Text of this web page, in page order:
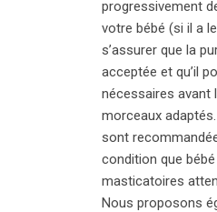
progressivement
votre bébé (si il a
s’assurer que la
acceptée et qu’il
nécessaires avant
morceaux
sont
condition que
masticatoires
Nous proposons